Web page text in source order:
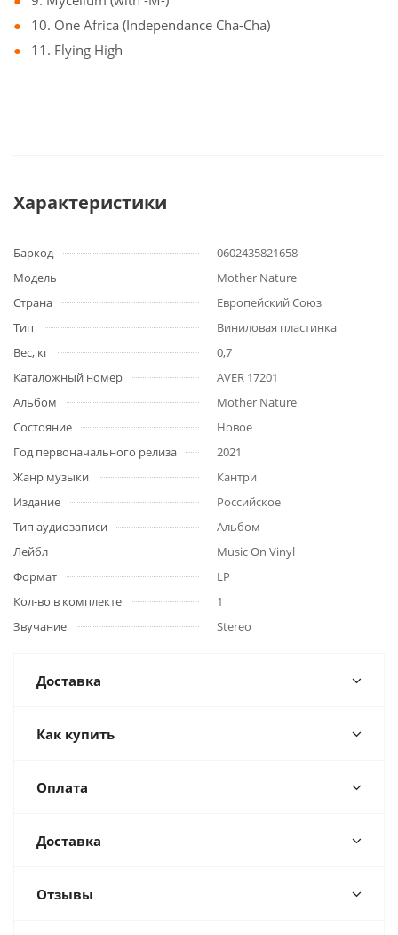
10. One Africa (Independance Cha-Cha)
11. Flying High
Характеристики
Баркод
0602435821658
Модель
Mother Nature
Страна
Европейский Союз
Тип
Виниловая пластинка
Вес, кг
0,7
Каталожный номер
AVER 17201
Альбом
Mother Nature
Состояние
Новое
Год первоначального релиза
2021
Жанр музыки
Кантри
Издание
Российское
Тип аудиозаписи
Альбом
Лейбл
Music On Vinyl
Формат
LP
Кол-во в комплекте
1
Звучание
Stereo
Доставка
Как купить
Оплата
Доставка
Отзывы